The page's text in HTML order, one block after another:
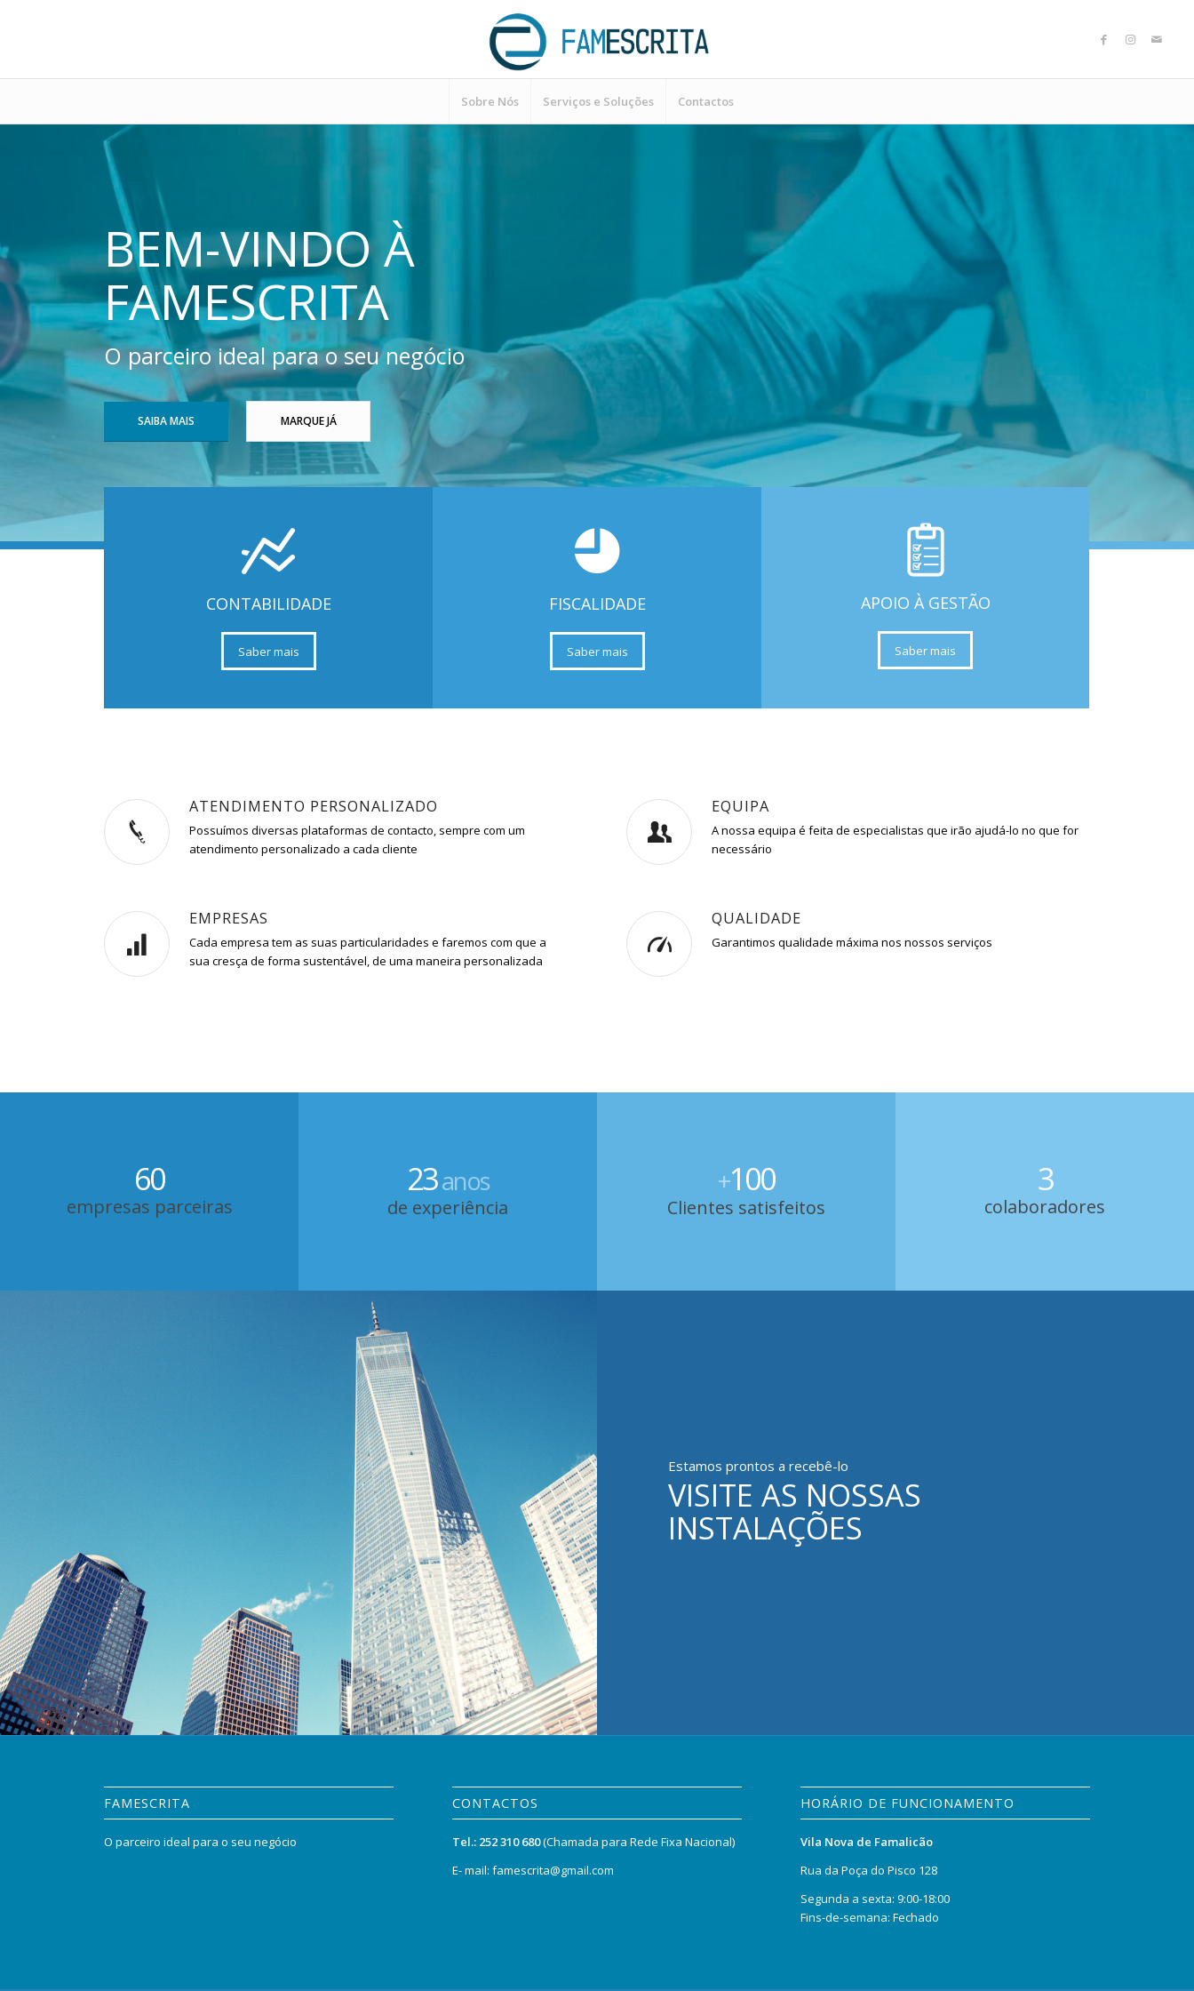
Sobre Nós Serviços e Soluções Contactos
BEM-VINDO À
FAMESCRITA
O parceiro ideal para o seu negócio
SAIBA MAIS MARQUE JÁ
CONTABILIDADE
Saber mais
FISCALIDADE
Saber mais
APOIO À GESTÃO
Saber mais
ATENDIMENTO PERSONALIZADO
Possuímos diversas plataformas de contacto, sempre com um
atendimento personalizado a cada cliente
EQUIPA
A nossa equipa é feita de especialistas que irão ajudá-lo no que for
necessário
EMPRESAS
Cada empresa tem as suas particularidades e faremos com que a
sua cresça de forma sustentável, de uma maneira personalizada
QUALIDADE
Garantimos qualidade máxima nos nossos serviços
60
empresas parceiras
23anos
de experiência
+100
Clientes satisfeitos
3
colaboradores
Estamos prontos a recebê-lo
VISITE AS NOSSAS
INSTALAÇÕES
FAMESCRITA
O parceiro ideal para o seu negócio
CONTACTOS
Tel.: 252 310 680(Chamada para Rede Fixa Nacional)
E- mail: famescrita@gmail.com
HORÁRIO DE FUNCIONAMENTO
Vila Nova de Famalicão
Rua da Poça do Pisco 128
Segunda a sexta: 9:00-18:00
Fins-de-semana: Fechado